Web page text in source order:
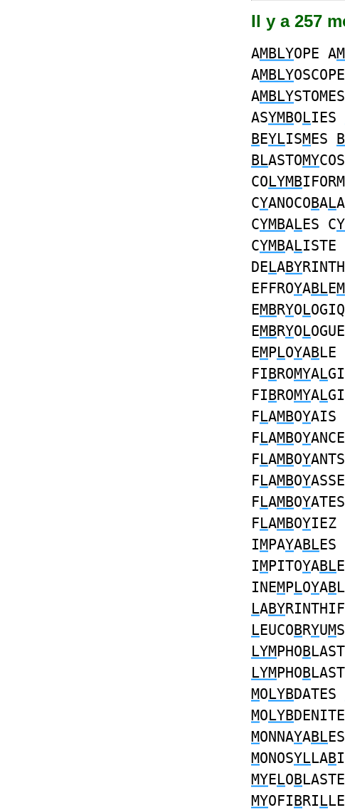
Il y a 257
AMBLYOPE A
AMBLY
AMBLY
ASYMBOLIES
BEYLISMES
BLASTOMY
COLYMB
CYANOCOBALA
CYMBALES C
CYMBALISTE
DELABY
EFFROYABLEM
EMBRYOL
EMBRYOL
EMPLOYABLE
FIBROMYAL
FIBROMYAL
FLAMBOYAIS
FLAMBOY
FLAMBOY
FLAMBOY
FLAMBOY
FLAMBOYIEZ
IMPAYABL
IMPITOYABL
INEMPLOYAB
LABY
LEUCOBRYUMS
LYMPHOB
LYMPHOB
MOLYBDATES
MOLYB
MONNAYABLES
MONOSYLLAB
MYELOBLASTE
MYOFIBRILLE